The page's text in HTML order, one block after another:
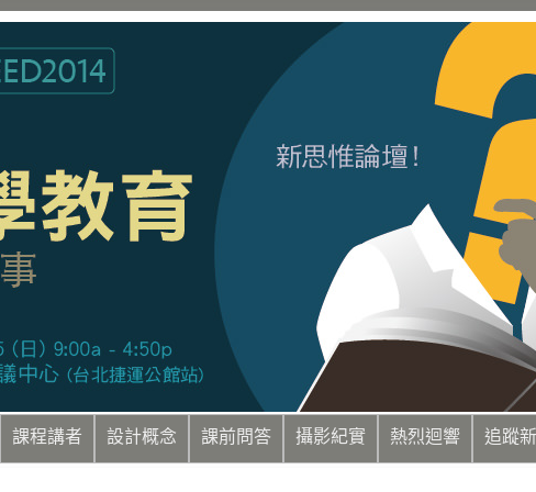
課程講者 設計概念 課前問答 攝影紀實 熱烈迴響 追蹤